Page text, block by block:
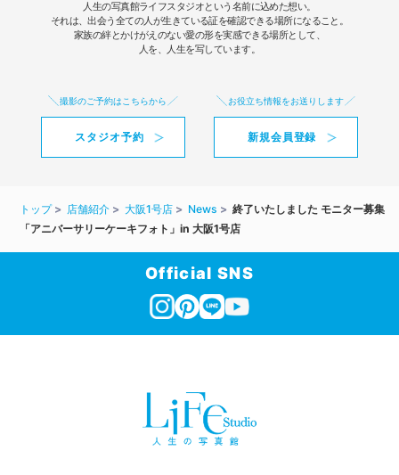
人生の写真館ライフスタジオという名前に込めた想い。
それは、出会う全ての人が生きている証を確認できる場所になること。
家族の絆とかけがえのない愛の形を実感できる場所として、
人を、人生を写しています。
撮影のご予約はこちらから
スタジオ予約
お役立ち情報をお送りします
新規会員登録
トップ 店舗紹介 大阪1号店 News
終了いたしました モニター募集
「アニバーサリーケーキフォト」in 大阪1号店
Official SNS